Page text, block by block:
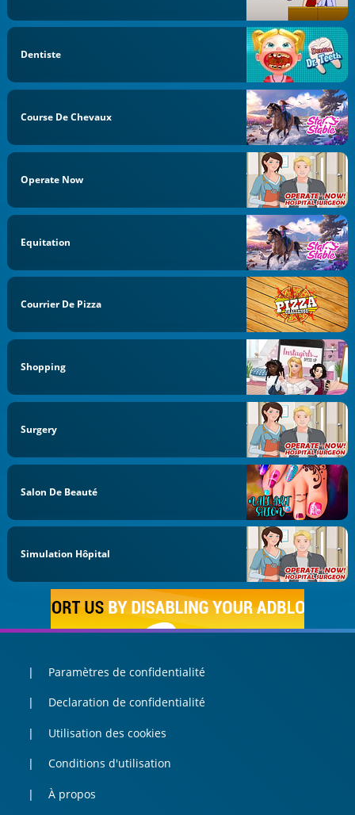
Dentiste
Course De Chevaux
Operate Now
Equitation
Courrier De Pizza
Shopping
Surgery
Salon De Beauté
Simulation Hôpital
Paramètres de confidentialité
Declaration de confidentialité
Utilisation des cookies
Conditions d'utilisation
À propos